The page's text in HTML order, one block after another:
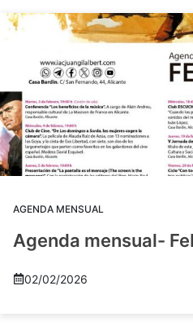
AGENDA MENSUAL
Agenda mensual-
02/02/2026